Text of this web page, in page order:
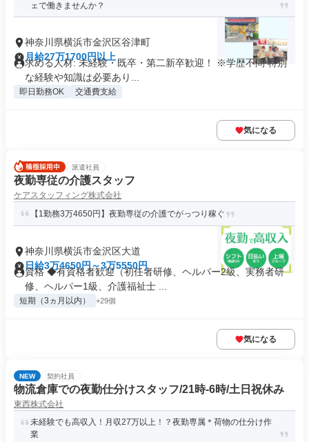
ェで働きませんか？
神奈川県横浜市金沢区谷津町
月給27万1700円以上
求める人材: 未経験・既卒・第二新卒歓迎！ ※学歴不問 特別
な経験や知識は必要あり...
即日勤務OK 交通費支給
気になる
派遣社員
夜勤専従の介護スタッフ
ケアスタッフィング株式会社
【1勤務3万4650円】夜勤専従の介護でがっつり稼ぐ
神奈川県横浜市金沢区大道
日給3万4650円～3万5550円
資格 ◆有資格者歓迎（初任者研修、ヘルパー2級、実務者研
修、ヘルパー1級、介護福祉士 ...
短期（3ヵ月以内） +29個
気になる
NEW 契約社員
物流倉庫での夜勤仕分けスタッフ/21時-6時/土日祝休み
東西株式会社
未経験でも高収入！月収27万以上！？夜勤専属＊荷物の仕分け作
業